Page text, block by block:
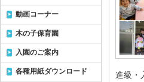
進級・
動画コーナー
木の子保育園
入園のご案内
各種用紙ダウンロード